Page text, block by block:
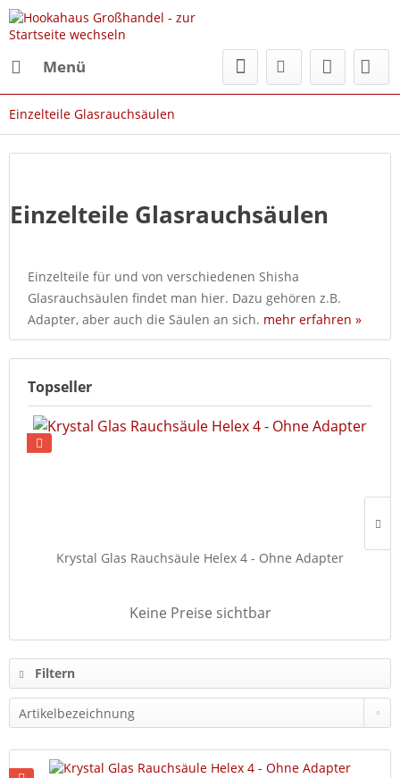
Menü
Einzelteile Glasrauchsäulen
Einzelteile Glasrauchsäulen
Einzelteile für und von verschiedenen Shisha
Glasrauchsäulen findet man hier. Dazu gehören z.B.
Adapter, aber auch die Säulen an sich. mehr erfahren »
Topseller
Krystal Glas Rauchsäule Helex 4 - Ohne Adapter
Keine Preise sichtbar
Filtern